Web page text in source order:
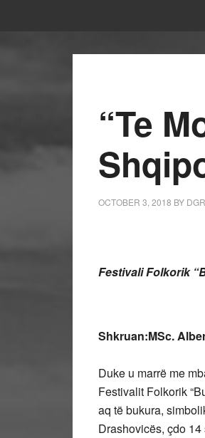
“Te
OCTOBER 3, 2018 BY
Festivali Folkorik
Shkruan:MSc.
Duke u marrë me
Festivalit Folkorik
aq të bukura,
Drashovicës, çdo